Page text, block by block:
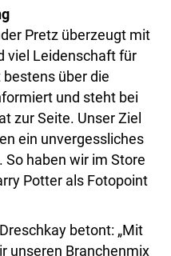
Pretz überzeugt mit
viel Leidenschaft für
bestens über die
und steht bei
zur Seite. Unser Ziel
ein unvergessliches
So haben wir im Store
Potter als Fotopoint
betont: „Mit
unseren Branchenmix